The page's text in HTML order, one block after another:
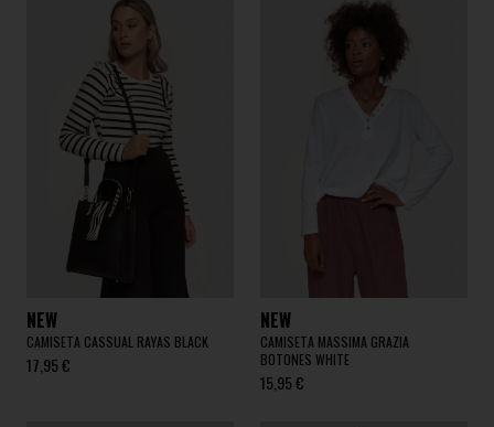
NEW
CAMISETA CASSUAL RAYAS BLACK
17,95 €
NEW
CAMISETA MASSIMA GRAZIA
BOTONES WHITE
15,95 €